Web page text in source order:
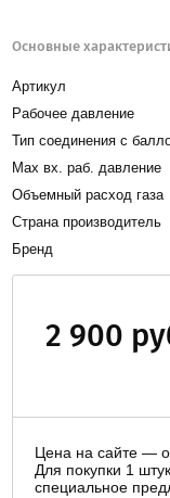
Основные
Артикул
Рабочее давление
Тип соединения с
Мax вх. раб. давление
Объемный расход газа
Страна производитель
Бренд
2 900
Цена на сайте —
Для покупки 1
специальное